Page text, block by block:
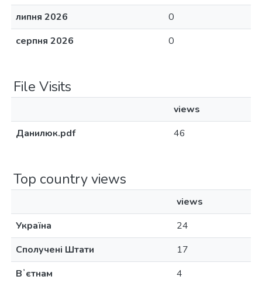
липня 2026
0
серпня 2026
0
File Visits
views
Данилюк.pdf
46
Top country views
views
Україна
24
Сполучені Штати
17
Вʼєтнам
4